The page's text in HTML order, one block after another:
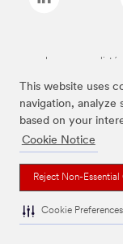
This website uses
navigation, analyze
based on your
Cookie Notice
Reject Non-
Cookie Preferences
Les marques